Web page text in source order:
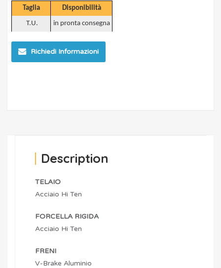
Taglia Disponibilità
T.U. in pronta consegna
Richiedi Informazioni
Description
TELAIO
Acciaio Hi Ten
FORCELLA RIGIDA
Acciaio Hi Ten
FRENI
V-Brake Aluminio